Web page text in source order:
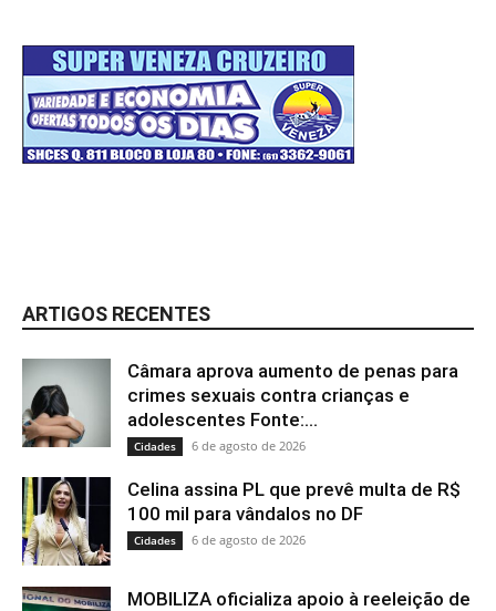
ARTIGOS RECENTES
Câmara aprova aumento de penas para
crimes sexuais contra crianças e
adolescentes Fonte:...
Cidades 6 de agosto de 2026
Celina assina PL que prevê multa de R$
100 mil para vândalos no DF
Cidades 6 de agosto de 2026
MOBILIZA oficializa apoio à reeleição de